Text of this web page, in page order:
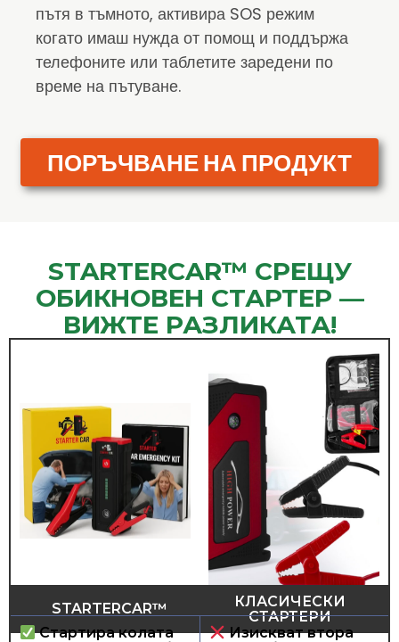
пътя в тъмното, активира SOS режим
когато имаш нужда от помощ и поддържа
телефоните или таблетите заредени по
време на пътуване.
ПОРЪЧВАНЕ НА ПРОДУКТ
STARTERCAR™ СРЕЩУ
ОБИКНОВЕН СТАРТЕР —
ВИЖТЕ РАЗЛИКАТА!
STARTERCAR™
КЛАСИЧЕСКИ
СТАРТЕРИ
Стартира колата
Изискват втора